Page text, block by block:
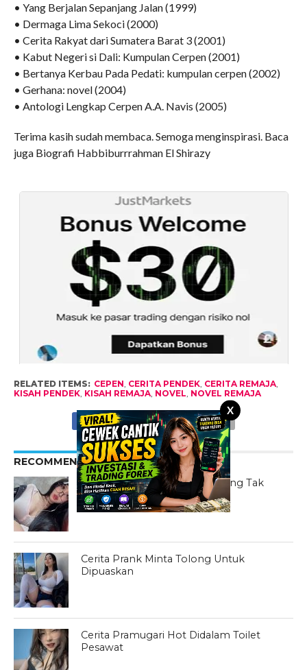
X
• Yang Berjalan Sepanjang Jalan (1999)
• Dermaga Lima Sekoci (2000)
• Cerita Rakyat dari Sumatera Barat 3 (2001)
• Kabut Negeri si Dali: Kumpulan Cerpen (2001)
• Bertanya Kerbau Pada Pedati: kumpulan cerpen (2002)
• Gerhana: novel (2004)
• Antologi Lengkap Cerpen A.A. Navis (2005)
Terima kasih sudah membaca. Semoga menginspirasi. Baca
juga Biografi Habbiburrrahman El Shirazy
RELATED ITEMS: CEPEN, CERITA PENDEK, CERITA REMAJA,
KISAH PENDEK, KISAH REMAJA, NOVEL, NOVEL REMAJA
RECOMMENDED FOR YOU
Kisah Mengikuti Rasa Birahi yang Tak
Terkendali
Cerita Prank Minta Tolong Untuk
Dipuaskan
Cerita Pramugari Hot Didalam Toilet
Pesawat